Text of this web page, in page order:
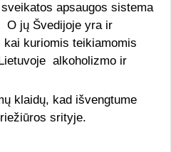
apsaugos sistema
O jų Švedijoje yra ir
kai kuriomis teikiamomis
alkoholizmo ir
klaidų, kad išvengtume
srityje.